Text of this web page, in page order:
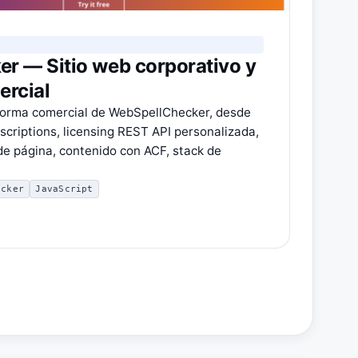
— Sitio web corporativo y
comercial de WebSpellChecker, desde
licensing REST API personalizada,
página, contenido con ACF, stack de
JavaScript